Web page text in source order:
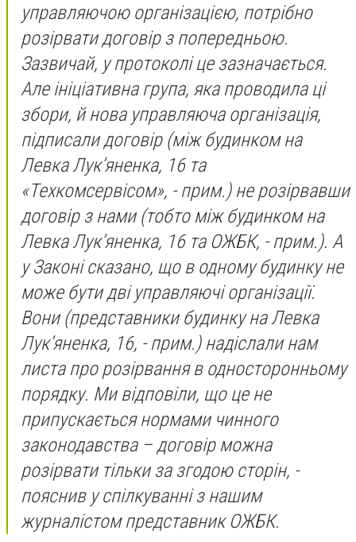
управляючою організацією, потрібно
розірвати договір з попередньою.
Зазвичай, у протоколі це зазначається.
Але ініціативна група, яка проводила ці
збори, й нова управляюча організація,
підписали договір(між будинком на
Левка Лук’яненка, 16 та
«Техкомсервісом», - прим.) не розірвавши
договір з нами(тобто між будинком на
Левка Лук’яненка, 16 та ОЖБК, - прим.). А
у Законі сказано, що в одному будинку не
може бути дві управляючі організації.
Вони(представники будинку на Левка
Лук’яненка, 16, - прим.)надіслали нам
листа про розірвання в односторонньому
порядку. Ми відповіли, що це не
припускається нормами чинного
законодавства – договір можна
розірвати тільки за згодою сторін, -
пояснив у спілкуванні з нашим
журналістом представник ОЖБК.